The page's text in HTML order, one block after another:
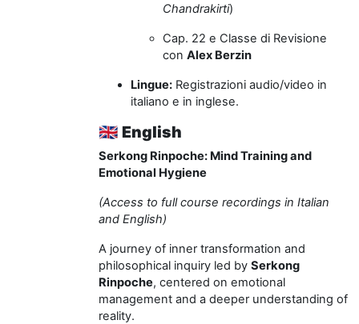
Chandrakirti)
Cap. 22 e Classe di Revisione
con Alex Berzin
Lingue: Registrazioni audio/video in
italiano e in inglese.
🇬🇧 English
Serkong Rinpoche: Mind Training and
Emotional Hygiene
(Access to full course recordings in Italian
and English)
A journey of inner transformation and
philosophical inquiry led by Serkong
Rinpoche, centered on emotional
management and a deeper understanding of
reality.